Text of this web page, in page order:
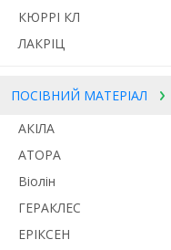
КЮРРІ КЛ
ЛАКРІЦ
ПОСІВНИЙ МАТЕРІАЛ
АКІЛА
АТОРА
Віолін
ГЕРАКЛЕС
ЕРІКСЕН